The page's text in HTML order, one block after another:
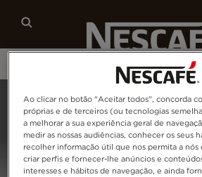
Receitas
Home Iniciar Sessão
Ao clicar no botão "Aceitar todos", concorda
próprias e de terceiros (ou tecnologias
a melhorar a sua experiência geral de
medir as nossas audiências, conhecer os seus
recolher informação útil que nos permita a nós
criar perfis e fornecer-lhe anúncios e
interesses e hábitos de navegação, e ainda